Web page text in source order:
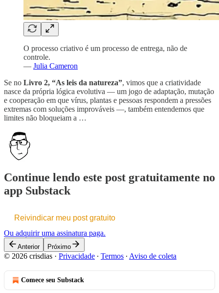
O processo criativo é um processo de entrega, não de
controle.
— Julia Cameron
Se no Livro 2, “As leis da natureza”, vimos que a criatividade
nasce da própria lógica evolutiva — um jogo de adaptação, mutação
e cooperação em que vírus, plantas e pessoas respondem a pressões
extremas com soluções improváveis —, também entendemos que
limites não bloqueiam a …
Continue lendo este post gratuitamente no
app Substack
Reivindicar meu post gratuito
Ou adquirir uma assinatura paga.
Anterior Próximo
© 2026 crisdias · Privacidade ∙ Termos ∙ Aviso de coleta
Comece seu Substack